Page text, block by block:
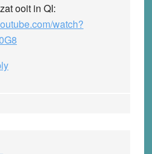
ooit in QI:
watch?